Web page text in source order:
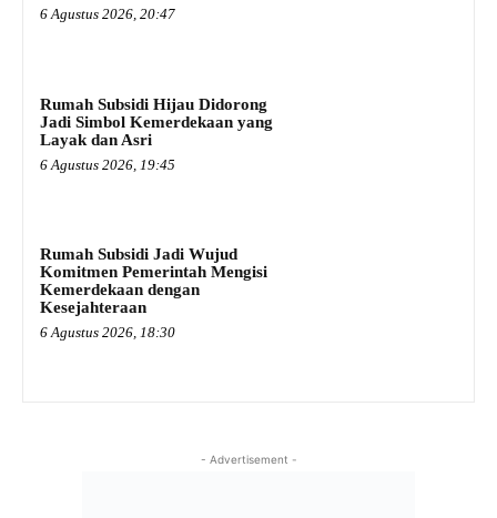
6 Agustus 2026, 20:47
Rumah Subsidi Hijau Didorong
Jadi Simbol Kemerdekaan yang
Layak dan Asri
6 Agustus 2026, 19:45
Rumah Subsidi Jadi Wujud
Komitmen Pemerintah Mengisi
Kemerdekaan dengan
Kesejahteraan
6 Agustus 2026, 18:30
- Advertisement -